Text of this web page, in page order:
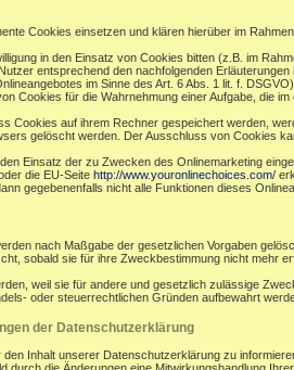
Cookies einsetzen und klären hierüber im
in den Einsatz von Cookies bitten (z.B. im
entsprechend den nachfolgenden
im Sinne des Art. 6 Abs. 1 lit. f.
Cookies für die Wahrnehmung einer Aufgabe, die
Cookies auf ihrem Rechner gespeichert werden,
gelöscht werden. Der Ausschluss von Cookies
Einsatz der zu Zwecken des Onlinemarketing
die EU-Seite http://www.youronlinechoices.com/
gegebenenfalls nicht alle Funktionen dieses
nach Maßgabe der gesetzlichen Vorgaben
sobald sie für ihre Zweckbestimmung nicht mehr
weil sie für andere und gesetzlich zulässige
oder steuerrechtlichen Gründen aufbewahrt
der Datenschutzerklärung
Inhalt unserer Datenschutzerklärung zu